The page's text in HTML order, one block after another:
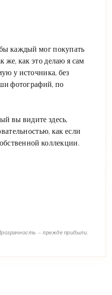
каждый мог покупать
же, как это делаю я сам
у источника, без
фотографий, по
вы видите здесь,
как если
коллекции.
— прежде прибыли.